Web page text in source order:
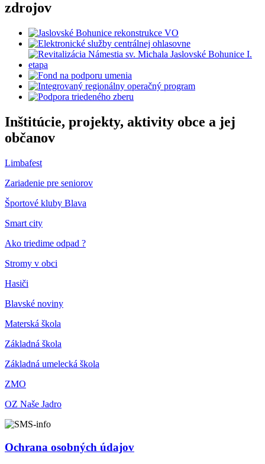
zdrojov
Inštitúcie, projekty, aktivity obce a jej
občanov
Limbafest
Zariadenie pre seniorov
Športové kluby Blava
Smart city
Ako triedime odpad ?
Stromy v obci
Hasiči
Blavské noviny
Materská škola
Základná škola
Základná umelecká škola
ZMO
OZ Naše Jadro
Ochrana osobných údajov